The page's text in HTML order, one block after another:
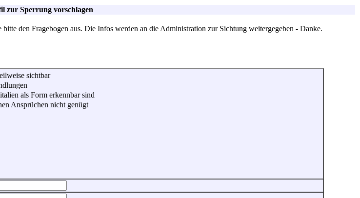
zur Sperrung vorschlagen
den Fragebogen aus. Die Infos werden an die Administration zur Sichtung weitergegeben - Danke.
sichtbar
als Form erkennbar sind
Ansprüchen nicht genügt